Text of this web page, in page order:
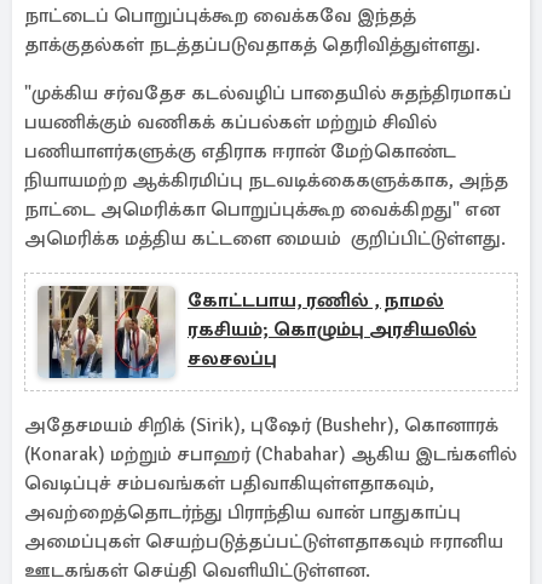
நாட்டைப் பொறுப்புக்கூற வைக்கவே இந்தத்
தாக்குதல்கள் நடத்தப்படுவதாகத் தெரிவித்துள்ளது.
"முக்கிய சர்வதேச கடல்வழிப் பாதையில் சுதந்திரமாகப்
பயணிக்கும் வணிகக் கப்பல்கள் மற்றும் சிவில்
பணியாளர்களுக்கு எதிராக ஈரான் மேற்கொண்ட
நியாயமற்ற ஆக்கிரமிப்பு நடவடிக்கைகளுக்காக, அந்த
நாட்டை அமெரிக்கா பொறுப்புக்கூற வைக்கிறது" என
அமெரிக்க மத்திய கட்டளை மையம் குறிப்பிட்டுள்ளது.
கோட்டபாய, ரணில் , நாமல்
ரகசியம்; கொழும்பு அரசியலில்
சலசலப்பு
அதேசமயம் சிறிக் (Sirik), புஷேர் (Bushehr), கொனாரக்
(Konarak) மற்றும் சபாஹர் (Chabahar) ஆகிய இடங்களில்
வெடிப்புச் சம்பவங்கள் பதிவாகியுள்ளதாகவும்,
அவற்றைத்தொடர்ந்து பிராந்திய வான் பாதுகாப்பு
அமைப்புகள் செயற்படுத்தப்பட்டுள்ளதாகவும் ஈரானிய
ஊடகங்கள் செய்தி வெளியிட்டுள்ளன.